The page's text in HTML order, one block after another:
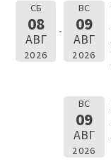
СБ
08
АВГ
2026
ВС
09
АВГ
2026
ВС
09
АВГ
2026